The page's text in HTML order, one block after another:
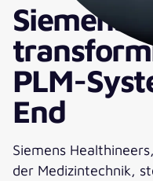
Siemens
PLM-
End
Siemens
der Medizintechnik,